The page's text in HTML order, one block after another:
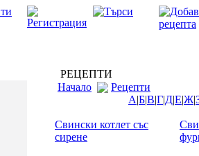
РЕЦЕПТИ
Начало
Рецепти
А|Б|В|Г|Д|Е|Ж|
Свински котлет със
сирене